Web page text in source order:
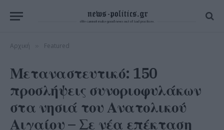
Αρχική Featured
Μεταναστευτικό: 150
προσλήψεις συνοριοφυλάκων
στα νησιά του Ανατολικού
Αιγαίου – Σε νέα επέκταση